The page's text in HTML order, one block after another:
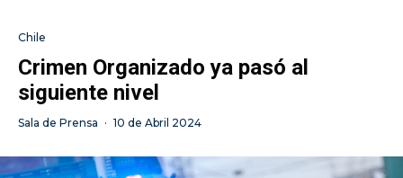
Chile
Crimen Organizado ya pasó al
siguiente nivel
Sala de Prensa · 10 de Abril 2024